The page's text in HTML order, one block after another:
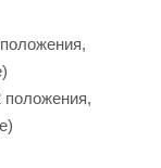
положения,